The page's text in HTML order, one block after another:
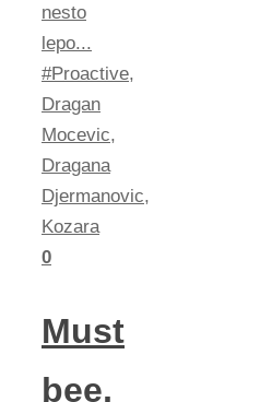
nesto
lepo...
#Proactive,
Dragan
Mocevic,
Dragana
Djermanovic,
Kozara
0
Must
bee,